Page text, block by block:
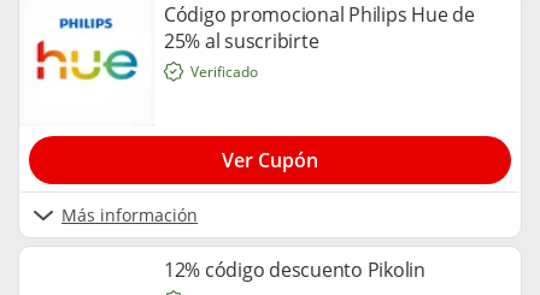
Código promocional Philips Hue de
25% al suscribirte
Más información
Verificado
Ver Cupón
12% código descuento Pikolin